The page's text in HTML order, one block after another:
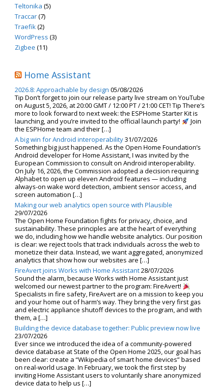
Teltonika (5)
Traccar(7)
Traefik(2)
WordPress (3)
Zigbee (11)
Home Assistant
2026.8: Approachable by design 05/08/2026
Tip Don’t forget to join our release party live stream on YouTube
on August 5, 2026, at 20:00 GMT / 12:00 PT / 21:00 CET! Tip There’s
more to look forward to next week: the ESPHome Starter Kit is
launching, and you’re invited to the official launch party!
Join
the ESPHome team and their […]
A big win for Android interoperability31/07/2026
Something big just happened. As the Open Home Foundation’s
Android developer for Home Assistant, I was invited by the
European Commission to consult on Android interoperability.
On July 16, 2026, the Commission adopted a decision requiring
Alphabet to open up eleven Android features — including
always-on wake word detection, ambient sensor access, and
screen automation […]
Making our web analytics open source with Plausible
29/07/2026
The Open Home Foundation fights for privacy, choice, and
sustainability. These principles are at the heart of everything
we do, including how we handle website analytics. Our position
is clear: we reject tools that track individuals across the web to
monetize their data. Instead, we want aggregated, anonymized
analytics that show how our websites are […]
FireAvert joins Works with Home Assistant28/07/2026
Sound the alarm, because Works with Home Assistant just
welcomed our newest partner to the program: FireAvert!
Specialists in fire safety, FireAvert are on a mission to keep you
and your home out of harm’s way. They bring the very first gas
and electric appliance shutoff devices to the program, and with
them, a […]
Building the device database together: Public preview now live
23/07/2026
Ever since we introduced the idea of a community-powered
device database at State of the Open Home 2025, our goal has
been clear: create a “Wikipedia of smart home devices” based
on real-world usage. In February, we took the first step by
inviting Home Assistant users to voluntarily share anonymized
device data to help us […]